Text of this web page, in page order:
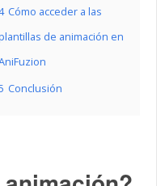
Cómo acceder a las
de animación en
Conclusión